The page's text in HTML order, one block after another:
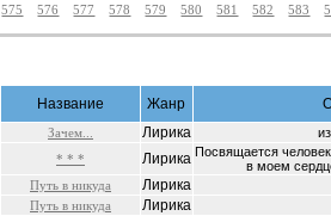
575 576 577 578 579 580 581 582 583
Название Жанр
Зачем... Лирика
* * *
Лирика Посвящается
в моем
Путь в никуда
Лирика
Путь в никуда Лирика